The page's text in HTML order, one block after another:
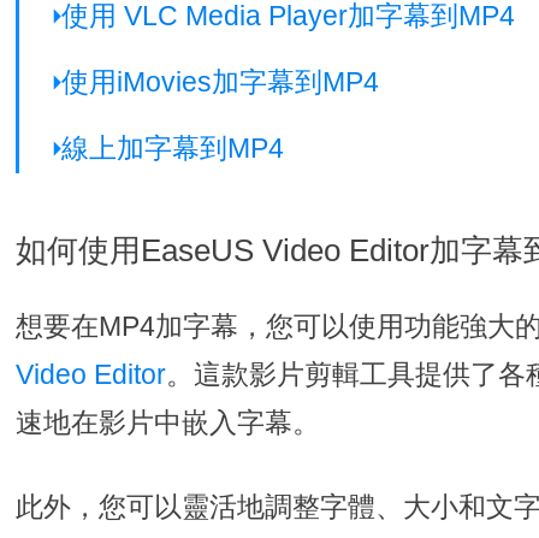
使用 VLC Media Player加字幕到MP4
使用iMovies加字幕到MP4
線上加字幕到MP4
如何使用EaseUS Video Editor加字幕
想要在MP4加字幕，您可以使用功能強
Video Editor。這款影片剪輯工具提供了
速地在影片中嵌入字幕。
此外，您可以靈活地調整字體、大小和文